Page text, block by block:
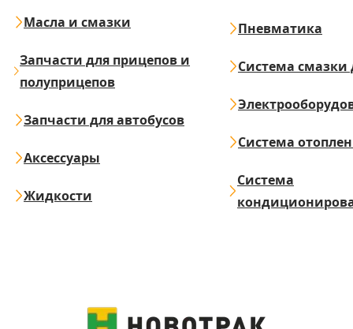
Масла и смазки
Запчасти для прицепов и
полуприцепов
Запчасти для автобусов
Аксессуары
Жидкости
Пневматика
Система смазки
Система
Система